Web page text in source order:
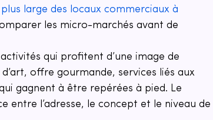
large des locaux commerciaux à
les micro-marchés avant de
qui profitent d’une image de
offre gourmande, services liés aux
gagnent à être repérées à pied. Le
entre l’adresse, le concept et le niveau de